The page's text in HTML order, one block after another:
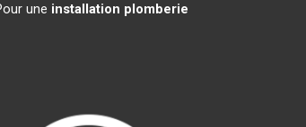
une installation plomberie